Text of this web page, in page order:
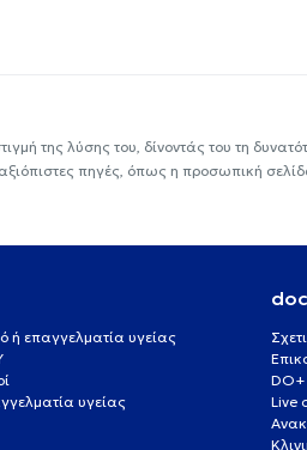
της λύσης του, δίνοντάς του τη
πηγές, όπως η προσωπική
ή επαγγελματία υγείας
υγείας
Live